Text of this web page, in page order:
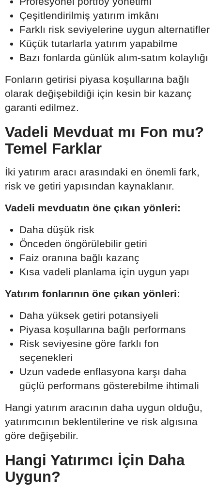
Çeşitlendirilmiş yatırım imkânı
Farklı risk seviyelerine uygun alternatifler
Küçük tutarlarla yatırım yapabilme
Bazı fonlarda günlük alım-satım kolaylığı
Fonların getirisi piyasa koşullarına bağlı
olarak değişebildiği için kesin bir kazanç
garanti edilmez.
Vadeli Mevduat mı Fon mu?
Temel Farklar
İki yatırım aracı arasındaki en önemli fark,
risk ve getiri yapısından kaynaklanır.
Vadeli mevduatın öne çıkan yönleri:
Daha düşük risk
Önceden öngörülebilir getiri
Faiz oranına bağlı kazanç
Kısa vadeli planlama için uygun yapı
Yatırım fonlarının öne çıkan yönleri:
Daha yüksek getiri potansiyeli
Piyasa koşullarına bağlı performans
Risk seviyesine göre farklı fon
seçenekleri
Uzun vadede enflasyona karşı daha
güçlü performans gösterebilme ihtimali
Hangi yatırım aracının daha uygun olduğu,
yatırımcının beklentilerine ve risk algısına
göre değişebilir.
Hangi Yatırımcı İçin Daha
Uygun?